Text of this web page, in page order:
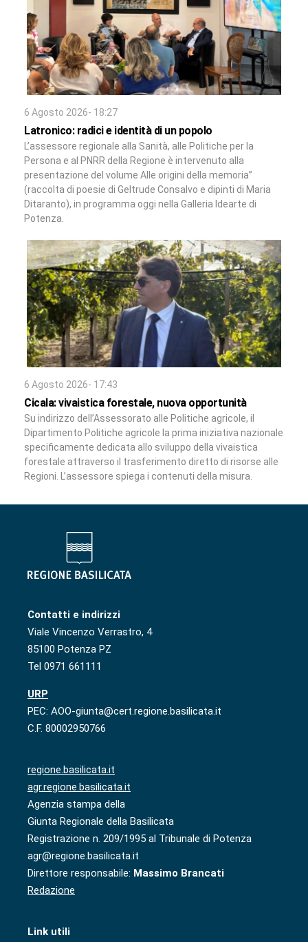
6 Agosto 2026- 18:27
Latronico: radici e identità di un popolo
L’assessore regionale alla Sanità, alle Politiche per la
Persona e al PNRR della Regione è intervenuto alla
presentazione del volume Alle origini della memoria”
(raccolta di poesie di Geltrude Consalvo e dipinti di Maria
Ditaranto), in programma oggi nella Galleria Idearte di
Potenza.
6 Agosto 2026- 17:43
Cicala: vivaistica forestale, nuova opportunità
Su indirizzo dell’Assessorato alle Politiche agricole, il
Dipartimento Politiche agricole la prima iniziativa nazionale
specificamente dedicata allo sviluppo della vivaistica
forestale attraverso il trasferimento diretto di risorse alle
Regioni. L’assessore spiega i contenuti della misura.
Contatti e indirizzi
Viale Vincenzo Verrastro, 4
85100 Potenza PZ
Tel 0971 661111
URP
PEC: AOO-giunta@cert.regione.basilicata.it
C.F. 80002950766
regione.basilicata.it
agr.regione.basilicata.it
Agenzia stampa della
Giunta Regionale della Basilicata
Registrazione n. 209/1995 al Tribunale di Potenza
agr@regione.basilicata.it
Direttore responsabile: Massimo Brancati
Redazione
Link utili